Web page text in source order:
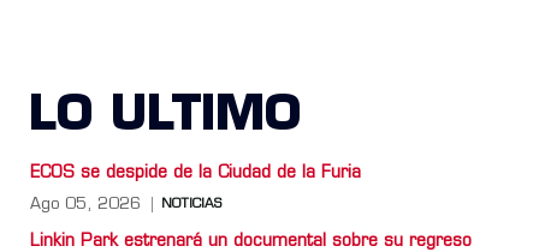
LO ULTIMO
ECOS se despide de la Ciudad de la Furia
Ago 05, 2026 NOTICIAS
Linkin Park estrenará un documental sobre su regreso